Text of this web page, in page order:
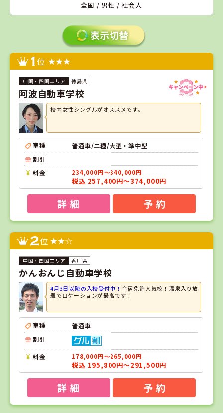
全国 / 男性 / 社会人
1位
徳島県
阿波自動車学校
校内女性シングルがオススメです。
車種
普通車/二種/大型・準中型
割引
料金
234,000円～340,000円
税込 257,400円～374,000円
詳 細 予 約
2位
香川県
かんおんじ自動車学校
4月3日以降の入校受付中！ 合宿免許人気校！温泉入り放
題でロケーションが最高です！
車種
普通車
割引
料金 178,000円～265,000円
税込 195,800円～291,500円
詳 細 予 約